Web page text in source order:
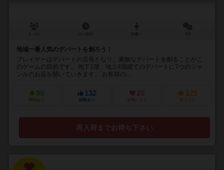
地域一番人気のデパートを創ろう！
プレイヤーはデパートの店長となり、素敵なデパートを創ることがこ
のゲームの目的です。 地下1階、地上4階建てのデパートに7つのジャ
ンルのお店を開いていきます。 お客様の...
99
興味あり
132
経験あり
20
お気に入り
121
持ってる
再入荷までお待ち下さい